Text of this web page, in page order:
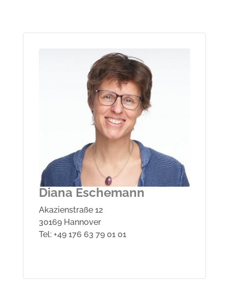
Diana Eschemann
Akazienstraße 12
30169 Hannover
Tel: +49 176 63 79 01 01